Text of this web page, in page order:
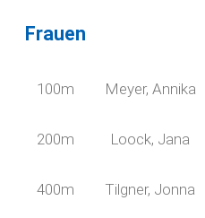
Frauen
100m Meyer, Annika
200m Loock, Jana
400m Tilgner, Jonna